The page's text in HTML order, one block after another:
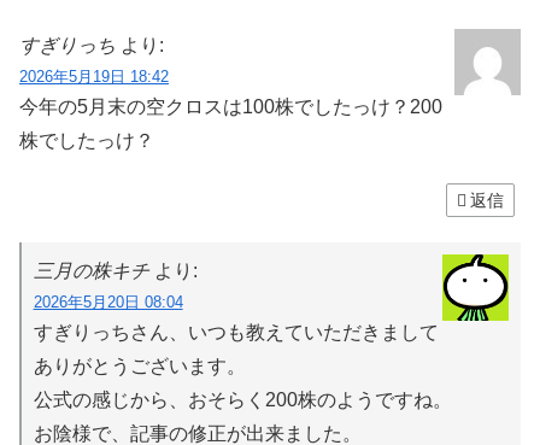
すぎりっち より:
2026年5月19日 18:42
今年の5月末の空クロスは100株でしたっけ？200
株でしたっけ？
返信
三月の株キチ より:
2026年5月20日 08:04
すぎりっちさん、いつも教えていただきまして
ありがとうございます。
公式の感じから、おそらく200株のようですね。
お陰様で、記事の修正が出来ました。